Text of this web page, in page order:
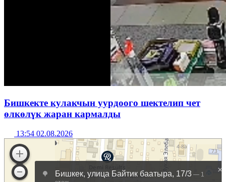
Бишкекте кулакчын уурдоого шектелип чет
өлкөлүк жаран кармалды
13:54 02.08.2026